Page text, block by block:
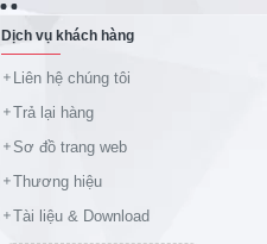
Dịch vụ khách hàng
Liên hệ chúng tôi
Trả lại hàng
Sơ đồ trang web
Thương hiệu
Tài liệu & Download